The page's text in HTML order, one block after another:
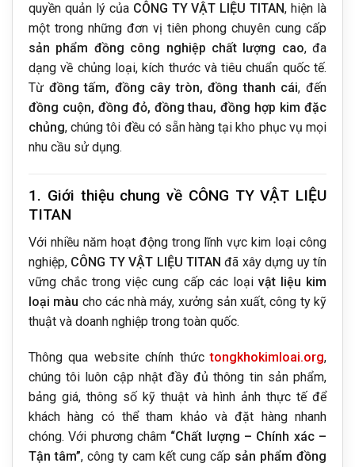
quyền quản lý của CÔNG TY VẬT LIỆU TITAN, hiện là
một trong những đơn vị tiên phong chuyên cung cấp
sản phẩm đồng công nghiệp chất lượng cao, đa
dạng về chủng loại, kích thước và tiêu chuẩn quốc tế.
Từ đồng tấm, đồng cây tròn, đồng thanh cái, đến
đồng cuộn, đồng đỏ, đồng thau, đồng hợp kim đặc
chủng, chúng tôi đều có sẵn hàng tại kho phục vụ mọi
nhu cầu sử dụng.
1. Giới thiệu chung về CÔNG TY VẬT LIỆU
TITAN
Với nhiều năm hoạt động trong lĩnh vực kim loại công
nghiệp, CÔNG TY VẬT LIỆU TITAN đã xây dựng uy tín
vững chắc trong việc cung cấp các loại vật liệu kim
loại màu cho các nhà máy, xưởng sản xuất, công ty kỹ
thuật và doanh nghiệp trong toàn quốc.
Thông qua website chính thứctongkhokimloai.org,
chúng tôi luôn cập nhật đầy đủ thông tin sản phẩm,
bảng giá, thông số kỹ thuật và hình ảnh thực tế để
khách hàng có thể tham khảo và đặt hàng nhanh
chóng. Với phương châm “Chất lượng – Chính xác –
Tận tâm”, công ty cam kết cung cấp sản phẩm đồng